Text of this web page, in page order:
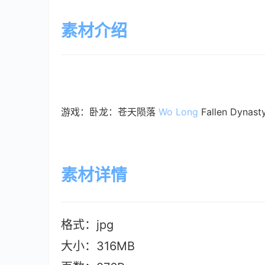
素材介绍
游戏：卧龙：苍天陨落 Wo Long Fallen
素材详情
格式：jpg
大小：316MB